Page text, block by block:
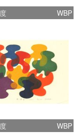
WBP
WBP